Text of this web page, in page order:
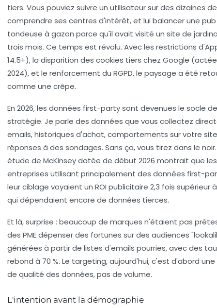
tiers. Vous pouviez suivre un utilisateur sur des dizaines
comprendre ses centres d'intérêt, et lui balancer une
tondeuse à gazon parce qu'il avait visité un site de
trois mois. Ce temps est révolu. Avec les restrictions
14.5+), la disparition des cookies tiers chez Google
2024), et le renforcement du RGPD, le paysage a été
comme une crêpe.
En 2026, les données first-party sont devenues le socle
stratégie. Je parle des données que vous collectez
emails, historiques d'achat, comportements sur votre
réponses à des sondages. Sans ça, vous tirez dans le
étude de McKinsey datée de début 2026 montrait que les
entreprises utilisant principalement des données first-
leur ciblage voyaient un ROI publicitaire 2,3 fois supérieur
qui dépendaient encore de données tierces.
Et là, surprise : beaucoup de marques n'étaient pas
des PME dépenser des fortunes sur des audiences
générées à partir de listes d'emails pourries, avec des
rebond à 70 %. Le targeting, aujourd'hui, c'est d'abord
de qualité des données, pas de volume.
L'intention avant la démographie